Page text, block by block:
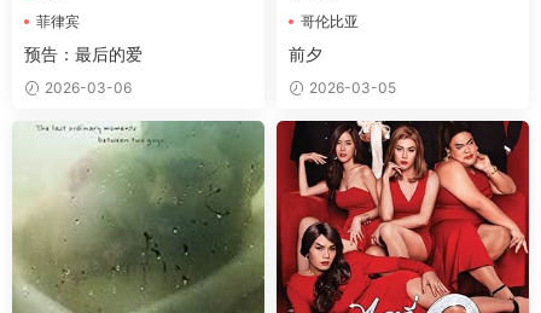
菲律宾
预告：最后的爱
2026-03-06
哥伦比亚
前夕
2026-03-05